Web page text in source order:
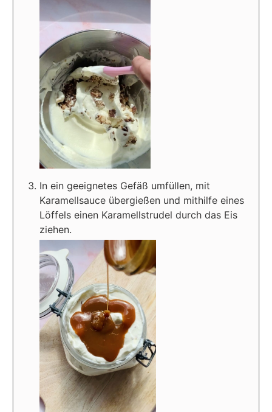
In ein geeignetes Gefäß umfüllen, mit
Karamellsauce übergießen und mithilfe eines
Löffels einen Karamellstrudel durch das Eis
ziehen.